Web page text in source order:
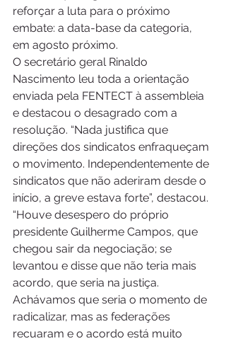
reforçar a luta para o próximo
embate: a data-base da categoria,
em agosto próximo.
O secretário geral Rinaldo
Nascimento leu toda a orientação
enviada pela FENTECT à assembleia
e destacou o desagrado com a
resolução. “Nada justifica que
direções dos sindicatos enfraqueçam
o movimento. Independentemente de
sindicatos que não aderiram desde o
início, a greve estava forte”, destacou.
“Houve desespero do próprio
presidente Guilherme Campos, que
chegou sair da negociação; se
levantou e disse que não teria mais
acordo, que seria na justiça.
Achávamos que seria o momento de
radicalizar, mas as federações
recuaram e o acordo está muito